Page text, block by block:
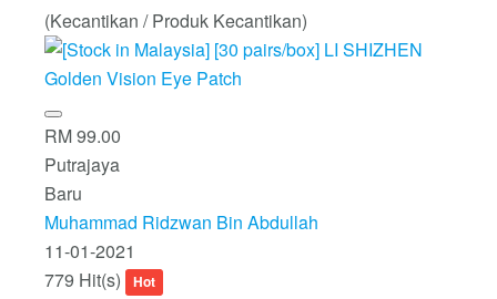
(Kecantikan / Produk Kecantikan)
RM 99.00
Putrajaya
Baru
Muhammad Ridzwan Bin Abdullah
11-01-2021
779 Hit(s)
Hot